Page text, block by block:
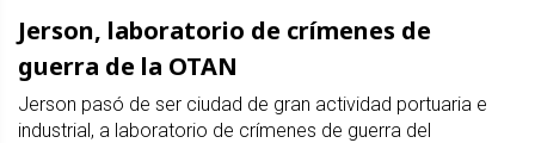
Jerson, laboratorio de crímenes de
guerra de la OTAN
Jerson pasó de ser ciudad de gran actividad portuaria e
industrial, a laboratorio de crímenes de guerra del